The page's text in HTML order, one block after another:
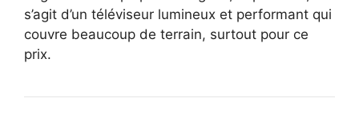
s’agit d’un téléviseur lumineux et performant qui
couvre beaucoup de terrain, surtout pour ce
prix.